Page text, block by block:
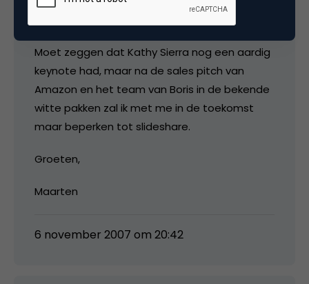
Moet zeggen dat Kathy Sierra nog een aardig
keynote had, maar na de sales pitch van
Amazon en het team van Boris in de bekende
witte pakken zal ik met me in de toekomst
maar beperken tot slideshare.
Groeten,
Maarten
6 november 2007 om 20:42